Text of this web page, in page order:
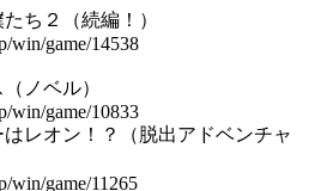
ち２（続編！）
game/14538
ノベル）
game/10833
はレオン！？（脱出アドベンチャ
game/11265